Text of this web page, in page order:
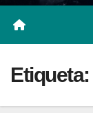
Etiqueta: